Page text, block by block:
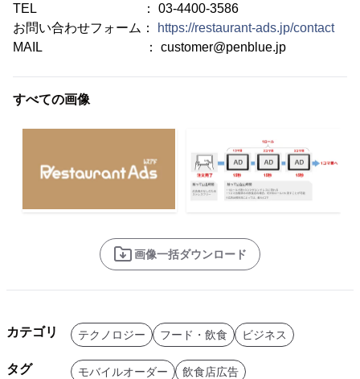
TEL ： 03-4400-3586
お問い合わせフォーム：
https://restaurant-ads.jp/contact
MAIL ： customer@penblue.jp
すべての画像
画像一括ダウンロード
カテゴリ テクノロジー フード・飲食 ビジネス
タグ モバイルオーダー
飲食店広告